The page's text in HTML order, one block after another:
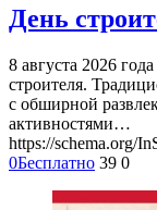
День
8 августа 2026
строителя.
с обширной
активностями…
https://schema.org/
0Бесплатно 39 0